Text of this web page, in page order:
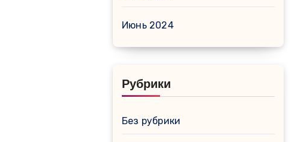
Июнь 2024
Рубрики
Без рубрики